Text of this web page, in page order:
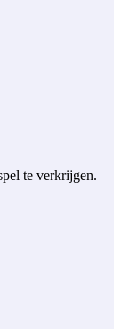
te verkrijgen.